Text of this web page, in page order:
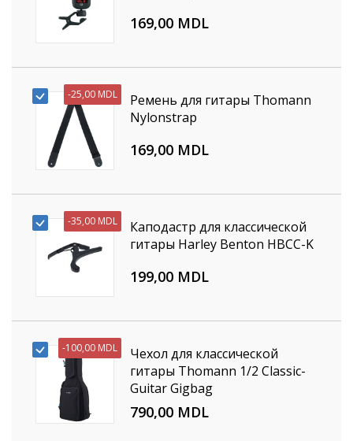
169,00 MDL
-25,00 MDL
Ремень для гитары Thomann
Nylonstrap
169,00 MDL
-35,00 MDL
Каподастр для классической
гитары Harley Benton HBCC-K
199,00 MDL
-100,00 MDL
Чехол для классической
гитары Thomann 1/2 Classic-
Guitar Gigbag
790,00 MDL